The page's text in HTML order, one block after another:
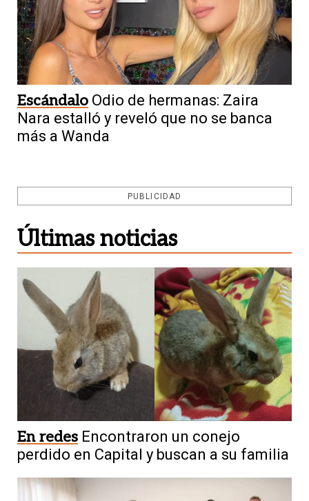
Escándalo Odio de hermanas: Zaira
Nara estalló y reveló que no se banca
más a Wanda
PUBLICIDAD
Últimas noticias
En redes Encontraron un conejo
perdido en Capital y buscan a su familia